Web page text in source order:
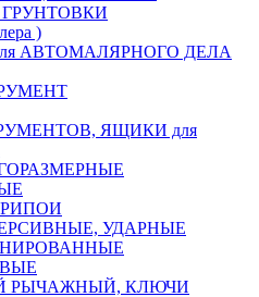
)
АВТОМАЛЯРНОГО ДЕЛА
ЯЩИКИ для
УДАРНЫЕ
РЫЧАЖНЫЙ, КЛЮЧИ